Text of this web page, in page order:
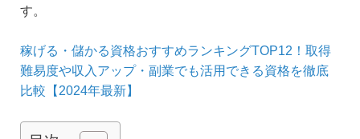
す。
稼げる・儲かる資格おすすめランキングTOP12！取得
難易度や収入アップ・副業でも活用できる資格を徹底
比較【2024年最新】